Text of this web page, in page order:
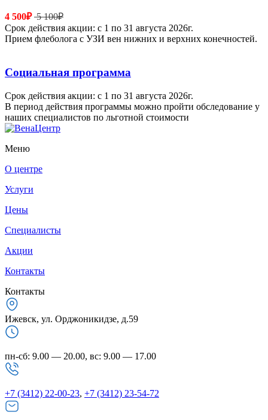
4 500₽5 100₽
Срок действия акции: с 1 по 31 августа 2026г.
Прием флеболога с УЗИ вен нижних и верхних конечностей.
Социальная программа
Срок действия акции: с 1 по 31 августа 2026г.
В период действия программы можно пройти обследование у
наших специалистов по льготной стоимости
Меню
О центре
Услуги
Цены
Специалисты
Акции
Контакты
Контакты
Ижевск, ул. Орджоникидзе, д.59
пн-сб: 9.00 — 20.00, вс: 9.00 — 17.00
+7 (3412) 22-00-23, +7 (3412) 23-54-72